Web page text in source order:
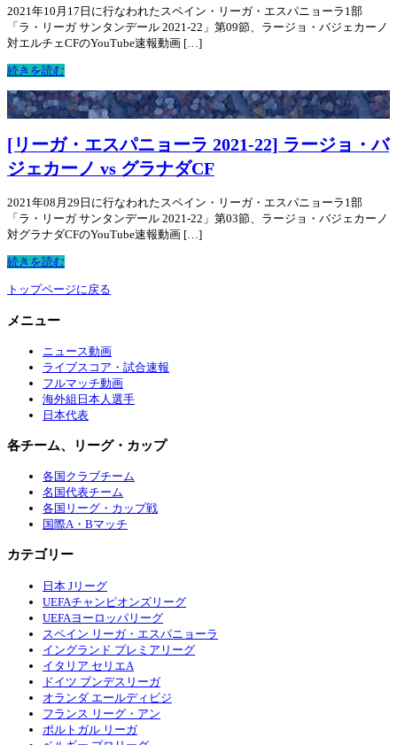
2021年10月17日に行なわれたスペイン・リーガ・エスパニョーラ1部
「ラ・リーガ サンタンデール 2021-22」第09節、ラージョ・バジェカーノ
対エルチェCFのYouTube速報動画 […]
続きを読む
[リーガ・エスパニョーラ 2021-22] ラージョ・バ
ジェカーノ vs グラナダCF
2021年08月29日に行なわれたスペイン・リーガ・エスパニョーラ1部
「ラ・リーガ サンタンデール 2021-22」第03節、ラージョ・バジェカーノ
対グラナダCFのYouTube速報動画 […]
続きを読む
トップページに戻る
メニュー
ニュース動画
ライブスコア・試合速報
フルマッチ動画
海外組日本人選手
日本代表
各チーム、リーグ・カップ
各国クラブチーム
名国代表チーム
各国リーグ・カップ戦
国際A・Bマッチ
カテゴリー
日本 Jリーグ
UEFAチャンピオンズリーグ
UEFAヨーロッパリーグ
スペイン リーガ・エスパニョーラ
イングランド プレミアリーグ
イタリア セリエA
ドイツ ブンデスリーガ
オランダ エールディビジ
フランス リーグ・アン
ポルトガル リーガ